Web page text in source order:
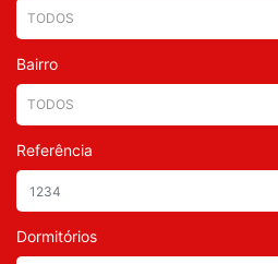
Bairro
Referência
Dormitórios